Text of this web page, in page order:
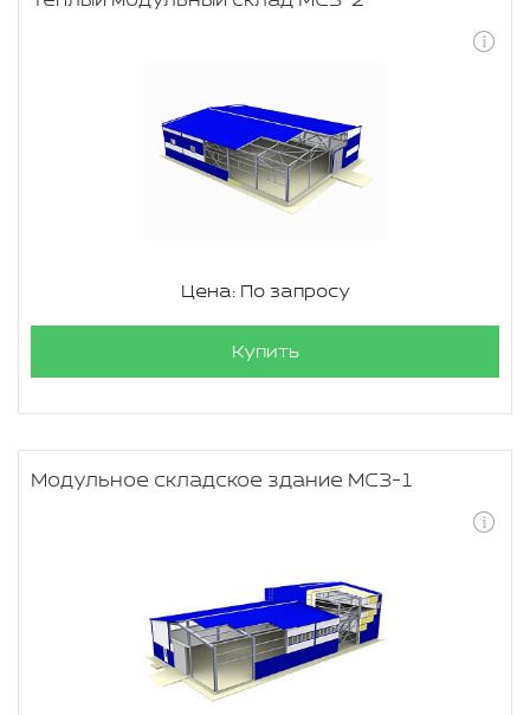
Цена: По запросу
Купить
Модульное складское здание МСЗ-1